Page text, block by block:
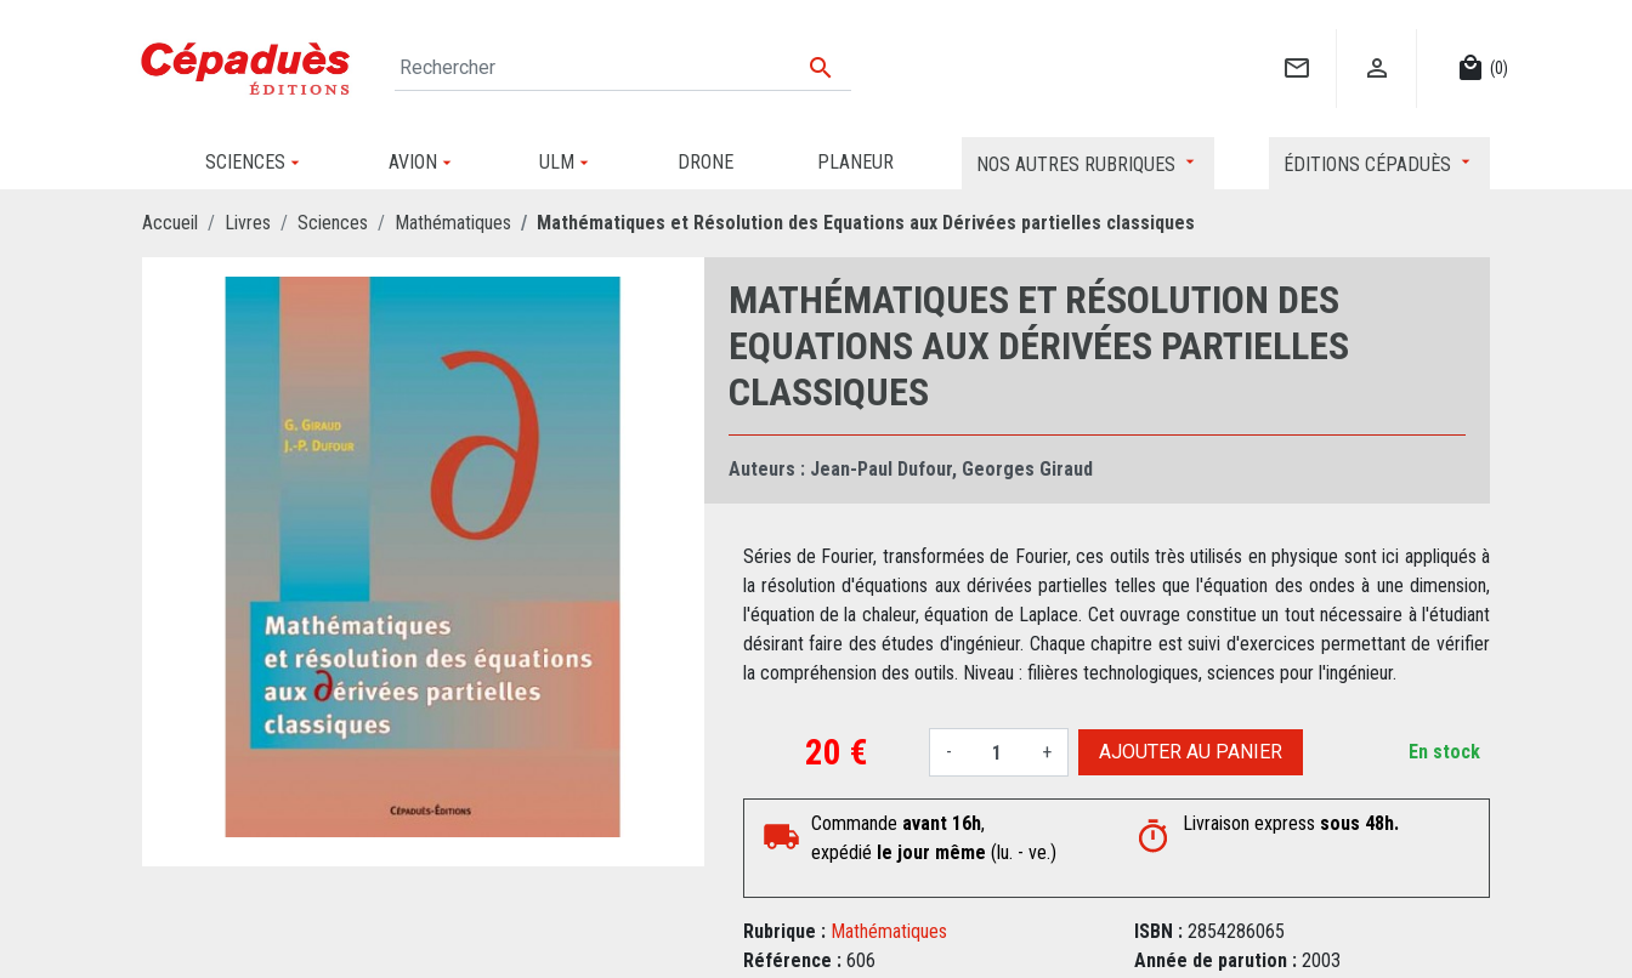
   local_mall (0)
SCIENCES AVION ULM DRONE PLANEUR NOS AUTRES RUBRIQUES ÉDITIONS CÉPADUÈS
Accueil Livres Sciences Mathématiques Mathématiques et Résolution des Equations aux Dérivées partielles classiques
MATHÉMATIQUES ET RÉSOLUTION DES
EQUATIONS AUX DÉRIVÉES PARTIELLES
CLASSIQUES
Auteurs : Jean-Paul Dufour, Georges Giraud
Séries de Fourier, transformées de Fourier, ces outils très utilisés en physique sont ici appliqués à
la résolution d'équations aux dérivées partielles telles que l'équation des ondes à une dimension,
l'équation de la chaleur, équation de Laplace. Cet ouvrage constitue un tout nécessaire à l'étudiant
désirant faire des études d'ingénieur. Chaque chapitre est suivi d'exercices permettant de vérifier
la compréhension des outils. Niveau : filières technologiques, sciences pour l'ingénieur.
20 € - + AJOUTER AU PANIER En stock
Commande avant 16h,
expédié le jour même (lu. - ve.)
Livraison express sous 48h.
Rubrique : Mathématiques ISBN : 2854286065
Référence :606 Année de parution : 2003